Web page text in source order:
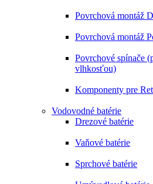
Povrchová montáž
Povrchová montáž
Povrchové spínače
vlhkosťou)
Komponenty pre
Vodovodné batérie
Drezové batérie
Vaňové batérie
Sprchové batérie